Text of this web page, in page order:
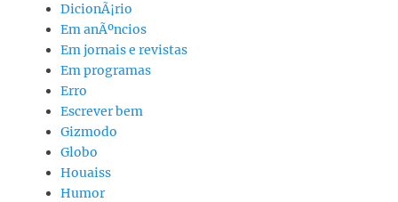
DicionÃ¡rio
Em anÃºncios
Em jornais e revistas
Em programas
Erro
Escrever bem
Gizmodo
Globo
Houaiss
Humor